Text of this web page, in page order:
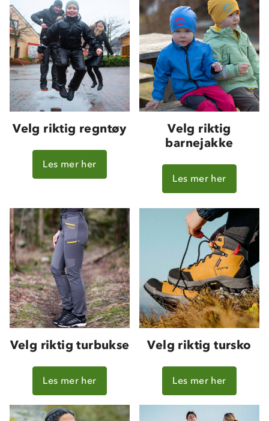
Velg riktig regntøy
Les mer her
Velg riktig
barnejakke
Les mer her
Velg riktig turbukse
Les mer her
Velg riktig tursko
Les mer her